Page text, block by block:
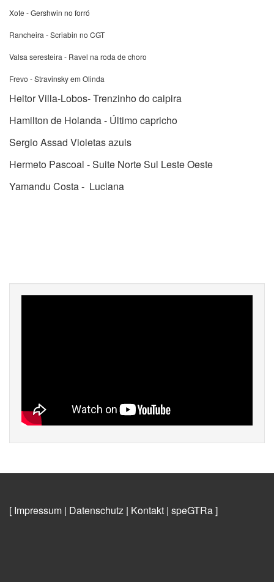
Xote - Gershwin no forró
Rancheira - Scriabin no CGT
Valsa seresteira - Ravel na roda de choro
Frevo - Stravinsky em Olinda
Heitor Villa-Lobos- Trenzinho do caipira
Hamilton de Holanda - Último capricho
Sergio Assad Violetas azuis
Hermeto Pascoal - Suite Norte Sul Leste Oeste
Yamandu Costa - Luciana
[ Impressum | Datenschutz | Kontakt | speGTRa]